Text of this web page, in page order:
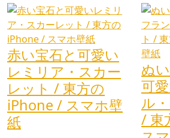
赤い宝石と可愛い
レミリア・スカー
レット / 東方の
iPhone / スマホ壁
紙
ぬ
可
ル
/ 東